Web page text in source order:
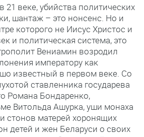
21 веке, убийства политических
шантаж – это нонсенс. Но и
которого не Иисус Христос и
и политическая система, это
Вениамин возродил
императору как
известный в первом веке. Со
ставленника государева
Романа Бондаренко,
Витольда Ашурка, уши монаха
стонов матерей хоронящих
детей и жен Беларуси о своих